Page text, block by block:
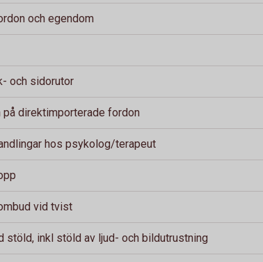
och egendom
och sidorutor
på direktimporterade fordon
hos psykolog/terapeut
vid tvist
stöld, inkl stöld av ljud- och bildutrustning